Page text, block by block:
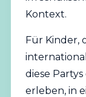
Kontext.
Für Kinder,
diese Partys
erleben, in